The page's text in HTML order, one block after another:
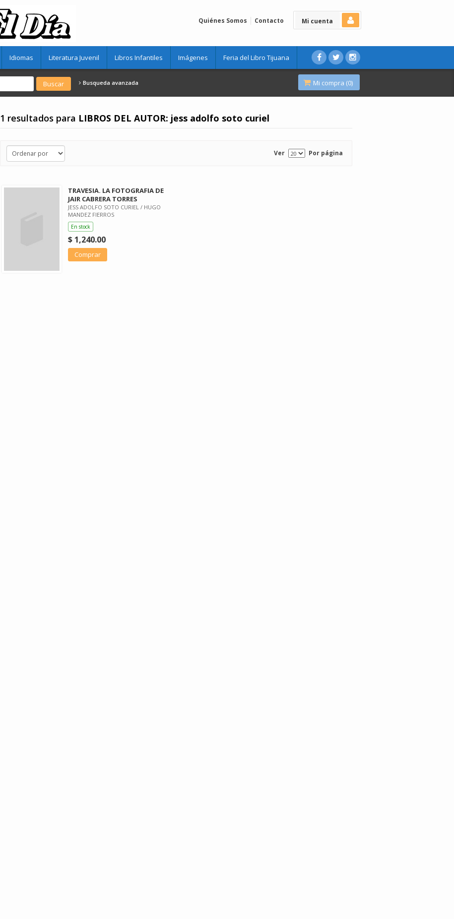
Mi cuenta
Quiénes Somos Contacto
Idiomas Literatura Juvenil Libros Infantiles Imágenes Feria del Libro Tijuana
Busqueda avanzada Mi compra (0)
1 resultados para LIBROS DEL AUTOR: jess adolfo soto curiel
Ver Por página
TRAVESIA. LA FOTOGRAFIA DE
JAIR CABRERA TORRES
JESS ADOLFO SOTO CURIEL / HUGO
MANDEZ FIERROS
En stock
$ 1,240.00
Comprar